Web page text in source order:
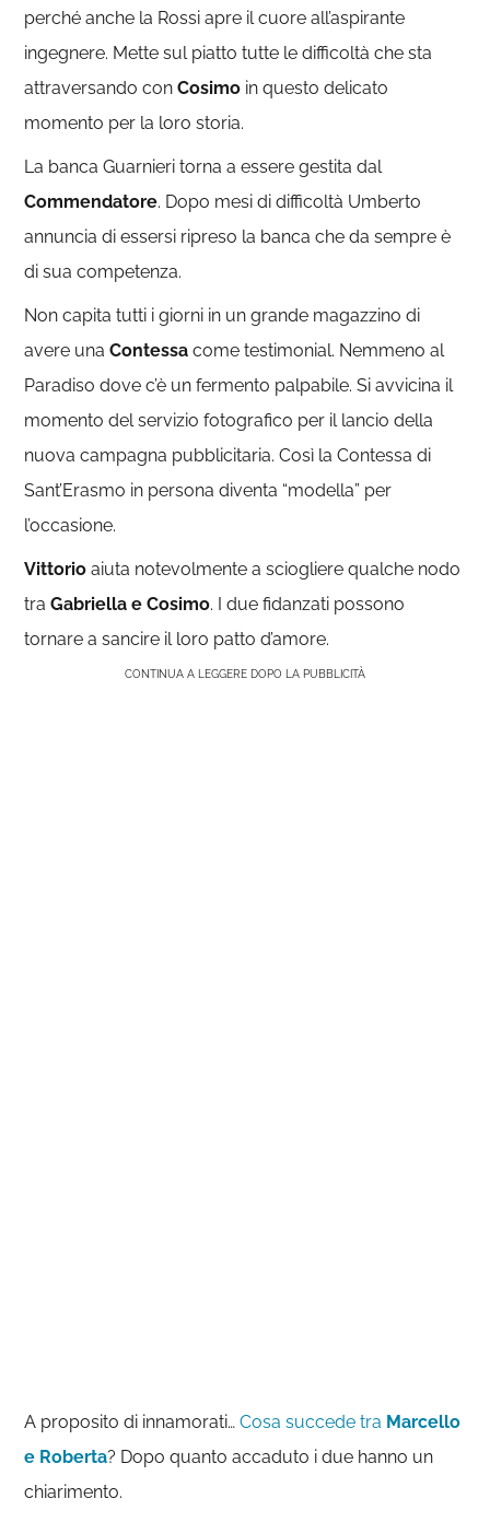
perché anche la Rossi apre il cuore all’aspirante
ingegnere. Mette sul piatto tutte le difficoltà che sta
attraversando conCosimo in questo delicato
momento per la loro storia.
La banca Guarnieri torna a essere gestita dal
Commendatore. Dopo mesi di difficoltà Umberto
annuncia di essersi ripreso la banca che da sempre è
di sua competenza.
Non capita tutti i giorni in un grande magazzino di
avere unaContessa come testimonial. Nemmeno al
Paradiso dove c’è un fermento palpabile. Si avvicina il
momento del servizio fotografico per il lancio della
nuova campagna pubblicitaria. Così la Contessa di
Sant’Erasmo in persona diventa “modella” per
l’occasione.
Vittorio aiuta notevolmente a sciogliere qualche nodo
traGabriella e Cosimo. I due fidanzati possono
tornare a sancire il loro patto d’amore.
CONTINUA A LEGGERE DOPO LA PUBBLICITÀ
A proposito di innamorati…Cosa succede tra Marcello
e Roberta? Dopo quanto accaduto i due hanno un
chiarimento.